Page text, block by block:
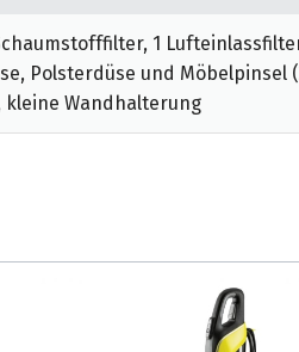
1
Polsterdüse und Möbelpinsel
Wandhalterung